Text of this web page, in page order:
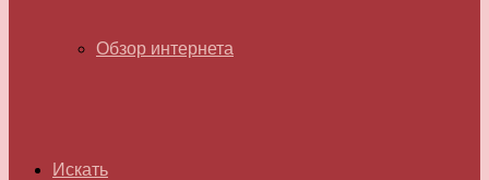
Обзор интернета
Искать